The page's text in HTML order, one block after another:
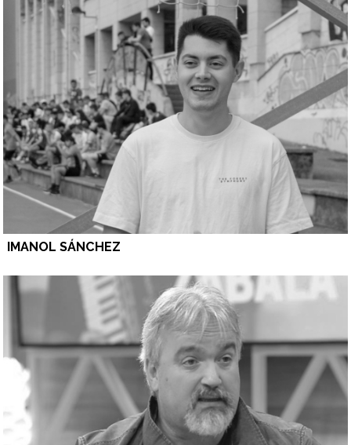
IMANOL SÁNCHEZ